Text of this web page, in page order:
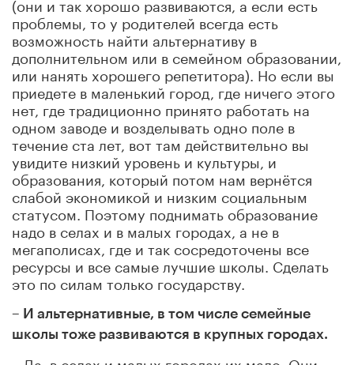
проблемы, то у родителей всегда есть
возможность найти альтернативу в
дополнительном или в семейном образовании,
или нанять хорошего репетитора). Но если вы
приедете в маленький город, где ничего этого
нет, где традиционно принято работать на
одном заводе и возделывать одно поле в
течение ста лет, вот там действительно вы
увидите низкий уровень и культуры, и
образования, который потом нам вернётся
слабой экономикой и низким социальным
статусом. Поэтому поднимать образование
надо в селах и в малых городах, а не в
мегаполисах, где и так сосредоточены все
ресурсы и все самые лучшие школы. Сделать
это по силам только государству.
– И альтернативные, в том числе семейные
школы тоже развиваются в крупных городах.